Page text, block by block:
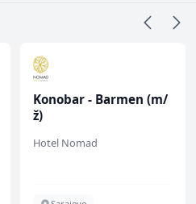
Konobar - Barmen (m/
ž)
Hotel Nomad